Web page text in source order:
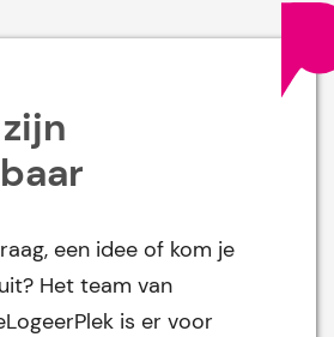
een idee of kom je
Het team van
is er voor